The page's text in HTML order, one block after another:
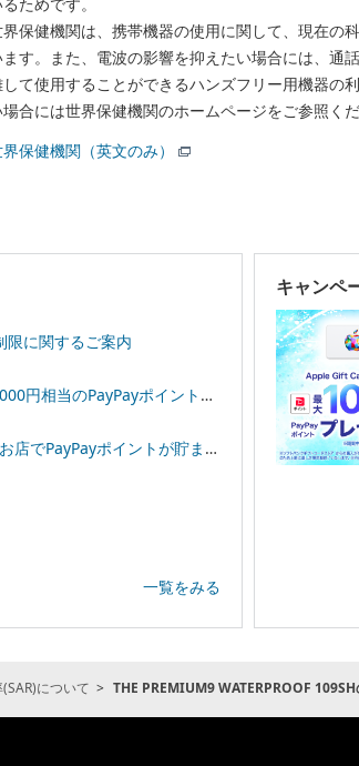
保健機関は、携帯機器の使用に関して、現在の
す。また、電波の影響を抑えたい場合には、通
て使用することができるハンズフリー用機器の
合には世界保健機関のホームページをご参照くだ
保健機関（英文のみ）
限に関するご案内
のPayPayポイントプレゼント！
が貯まる！「スーパーPayPayクーポン」
一覧をみる
キャンペ
について THE PREMIUM9 WATERPROOF 109SH